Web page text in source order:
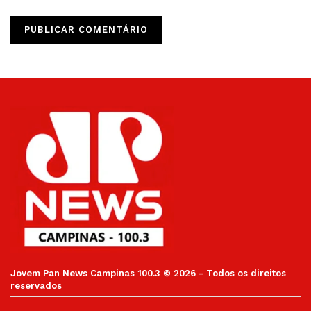
Jovem Pan News Campinas 100.3 © 2026 - Todos os direitos
reservados